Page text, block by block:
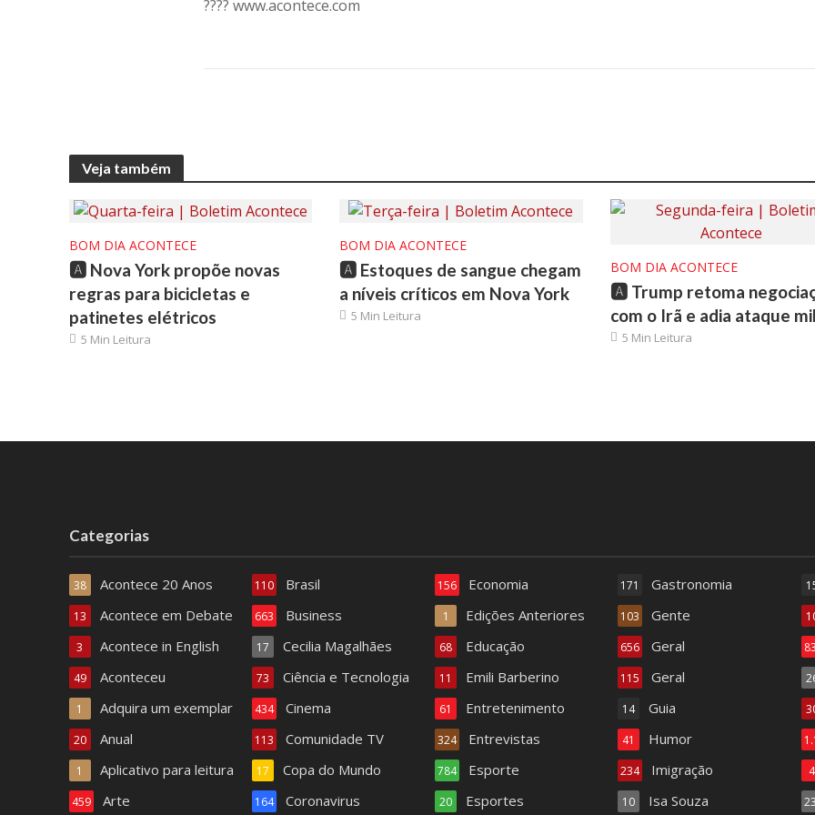
????️ www.acontece.com
Veja também
BOM DIA ACONTECE
🅰️ Nova York propõe novas
regras para bicicletas e
patinetes elétricos
5 Min Leitura
BOM DIA ACONTECE
🅰️ Estoques de sangue chegam
a níveis críticos em Nova York
5 Min Leitura
BOM DIA ACONTECE
🅰️ Trump retoma
com o Irã e adia ataque
5 Min Leitura
Categorias
Acontece 20 Anos
38
Acontece em Debate
13
Acontece in English
3
Aconteceu
49
Adquira um exemplar
1
Anual
20
Aplicativo para leitura
1
Arte
459
Brasil
110
Business
663
Cecilia Magalhães
17
Ciência e Tecnologia
73
Cinema
434
Comunidade TV
113
Copa do Mundo
17
Coronavirus
164
Economia
156
Edições Anteriores
1
Educação
68
Emili Barberino
11
Entretenimento
61
Entrevistas
324
Esporte
784
Esportes
20
Gastronomia
171
Gente
103
Geral
656
Geral
115
Guia
14
Humor
41
Imigração
234
Isa Souza
10
4